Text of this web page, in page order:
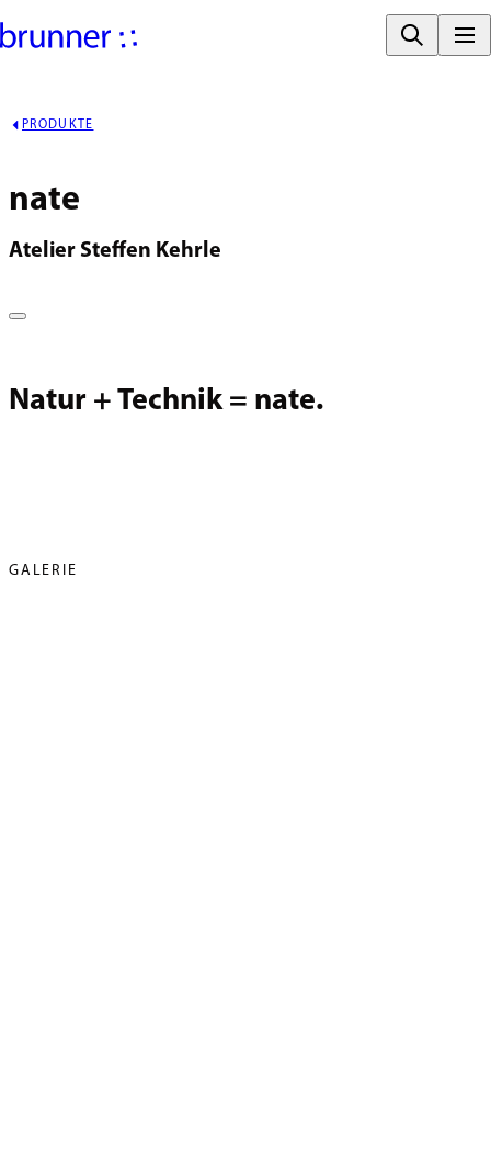
PRODUKTE
nate
Atelier Steffen Kehrle
Natur + Technik = nate.
GALERIE